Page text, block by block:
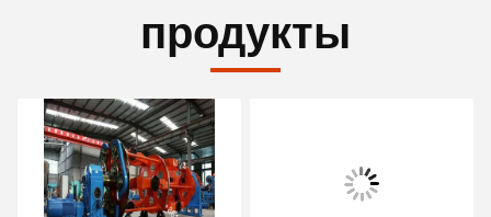
продукты